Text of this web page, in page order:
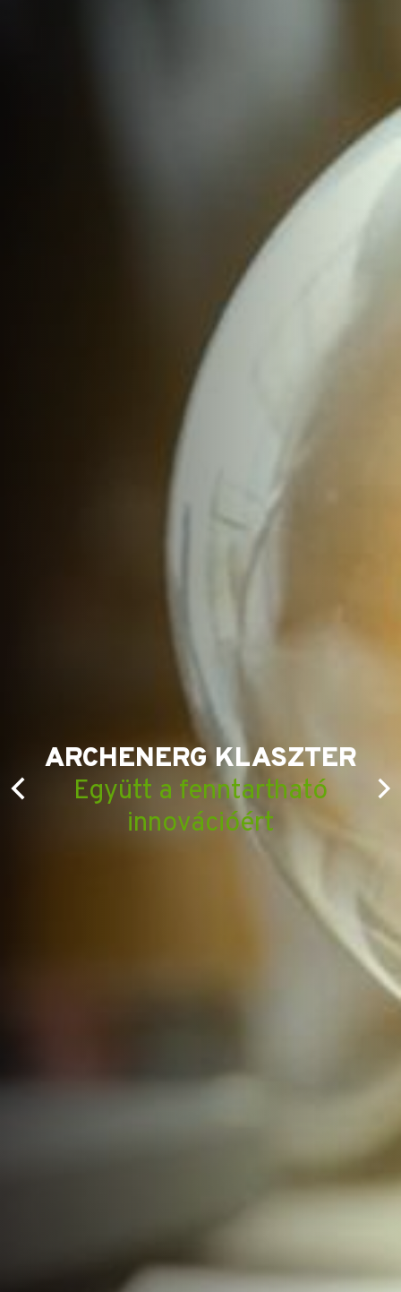
ARCHENERG KLASZTER
Együtt a fenntartható
innovációért